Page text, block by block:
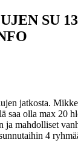
SU
jatkosta.
saa olla max 20
ja mahdolliset
4